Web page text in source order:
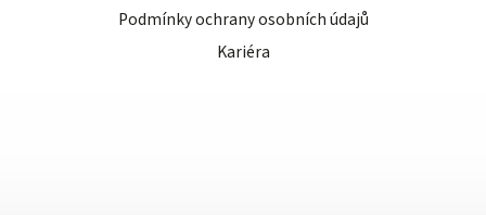
Podmínky ochrany osobních údajů
Kariéra